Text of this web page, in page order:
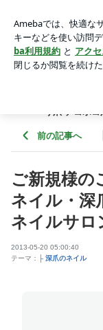
ル～/青山ネイルサ
サロン【 噛み爪 そ
小田急線 横浜線 ネ
アプリをダウンロ
ょう。
り爪 デコボコ爪 むしり癖】 東京・町
前の記事へ
ご新規様の
ネイル・深
ネイルサロ
2013-05-20 05:00:40
テーマ：
├ 深爪のネイル